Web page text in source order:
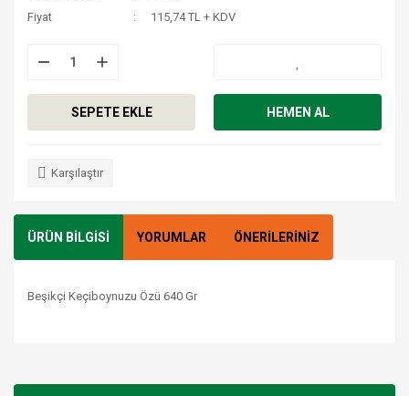
Fiyat
115,74 TL + KDV
SEPETE EKLE HEMEN AL
Karşılaştır
ÜRÜN BİLGİSİ YORUMLAR ÖNERİLERİNİZ
Beşikçi Keçiboynuzu Özü 640 Gr
kullanarak tarafımıza iletebilirsiniz.